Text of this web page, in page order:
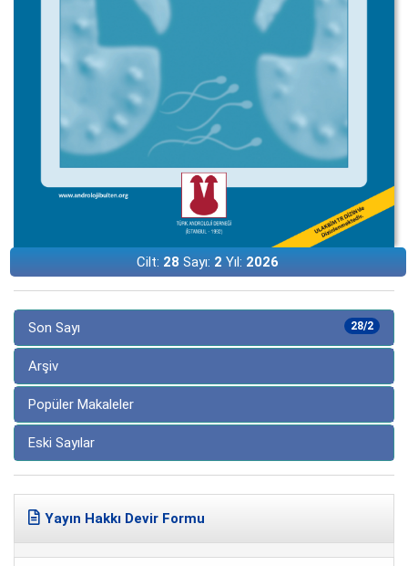
Cilt: 28 Sayı: 2 Yıl: 2026
28/2
Son Sayı
Arşiv
Popüler Makaleler
Eski Sayılar
Yayın Hakkı Devir Formu